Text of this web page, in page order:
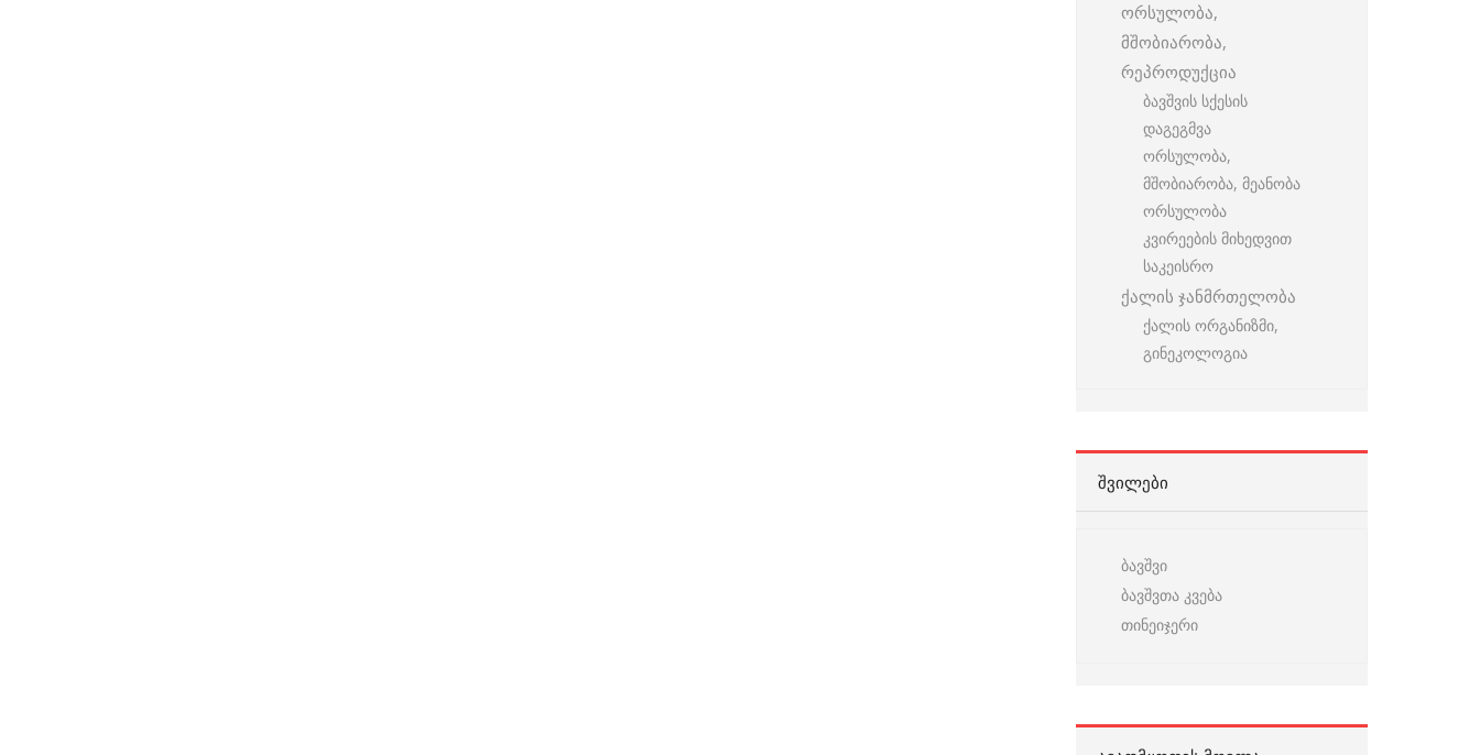
ორსულობა,
მშობიარობა,
რეპროდუქცია
ბავშვის სქესის
დაგეგმვა
ორსულობა,
მშობიარობა, მეანობა
ორსულობა
კვირეების მიხედვით
საკეისრო
ქალის ჯანმრთელობა
ქალის ორგანიზმი,
გინეკოლოგია
ᲨᲕᲘᲚᲔᲑᲘ
ბავშვი
ბავშვთა კვება
თინეიჯერი